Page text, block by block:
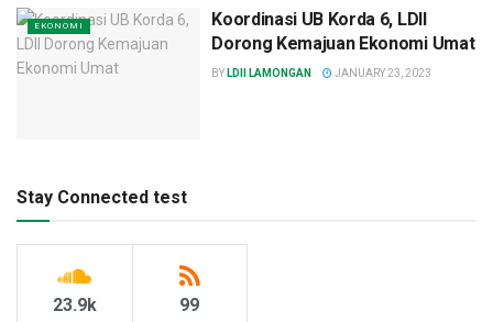
EKONOMI
Koordinasi UB Korda 6, LDII
Dorong Kemajuan Ekonomi Umat
BY LDII LAMONGAN JANUARY 23, 2023
Stay Connected test
23.9k 99